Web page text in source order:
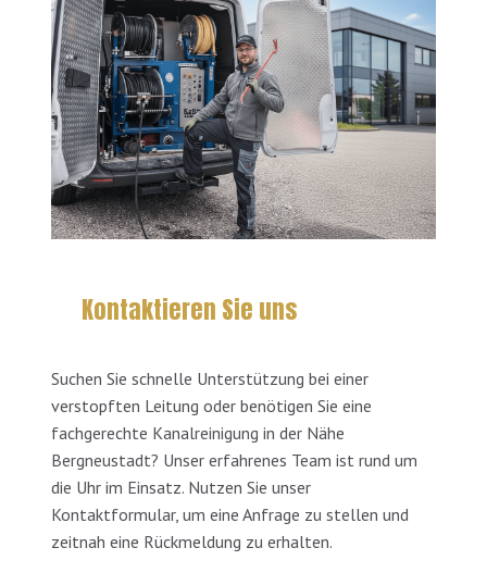
Kontaktieren Sie uns
Suchen Sie schnelle Unterstützung bei einer
verstopften Leitung oder benötigen Sie eine
fachgerechte Kanalreinigung in der Nähe
Bergneustadt? Unser erfahrenes Team ist rund um
die Uhr im Einsatz. Nutzen Sie unser
Kontaktformular, um eine Anfrage zu stellen und
zeitnah eine Rückmeldung zu erhalten.